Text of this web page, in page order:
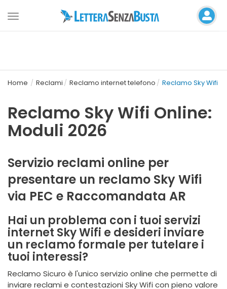
Toggle
Home Reclami Reclamo internet telefono Reclamo Sky Wifi
Reclamo Sky Wifi Online:
Moduli 2026
Servizio reclami online per
presentare un reclamo Sky Wifi
via PEC e Raccomandata AR
Hai un problema con i tuoi servizi
internet Sky Wifi e desideri inviare
un reclamo formale per tutelare i
tuoi interessi?
Reclamo Sicuro è l'unico servizio online che permette di
inviare reclami e contestazioni Sky Wifi con pieno valore